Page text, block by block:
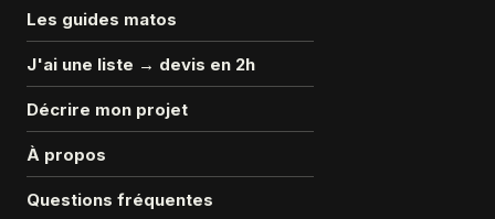
Les guides matos
J'ai une liste → devis en 2h
Décrire mon projet
À propos
Questions fréquentes